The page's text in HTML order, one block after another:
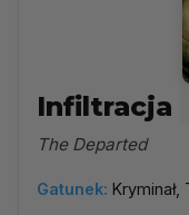
Infiltracja
The Departed
Gatunek: Kryminał,